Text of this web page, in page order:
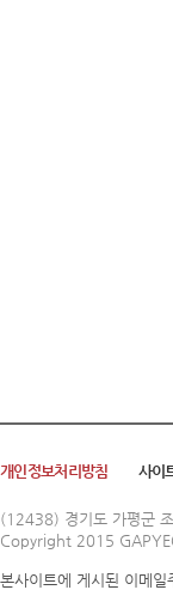
개인정보처리방침 사이
(12438) 경기도 가평군
Copyright 2015
본사이트에 게시된 이메